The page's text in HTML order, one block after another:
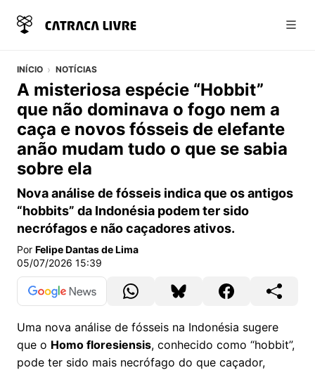
INÍCIO NOTÍCIAS
A misteriosa espécie “Hobbit”
que não dominava o fogo nem a
caça e novos fósseis de elefante
anão mudam tudo o que se sabia
sobre ela
Nova análise de fósseis indica que os antigos
“hobbits” da Indonésia podem ter sido
necrófagos e não caçadores ativos.
Por Felipe Dantas de Lima
05/07/2026 15:39
Uma nova análise de fósseis na Indonésia sugere
que o Homo floresiensis, conhecido como “hobbit”,
pode ter sido mais necrófago do que caçador,